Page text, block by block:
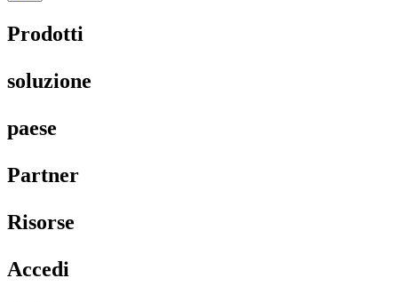
Prodotti​​
soluzione​​
paese​​
Partner​​
Risorse​​
Accedi​​